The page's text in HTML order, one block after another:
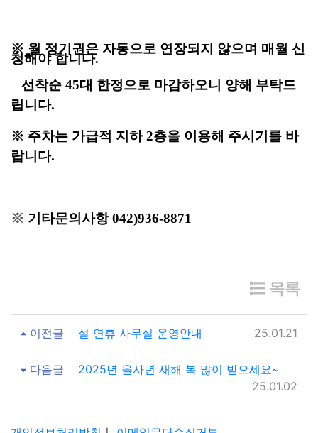
※ 월 정기권은 자동으로 연장되지 않으며 매월 신
청해야 합니다.
선착순 45대 한정으로 마감하오니 양해 부탁드
립니다.
※ 주차는 가급적 지하 2층을 이용해 주시기를 바
랍니다.
※ 기타문의사항 042)936-8871
목록
이전글 설 연휴 사무실 운영안내 25.01.21
다음글
2025년 을사년 새해 복 많이 받으세요~
25.01.02